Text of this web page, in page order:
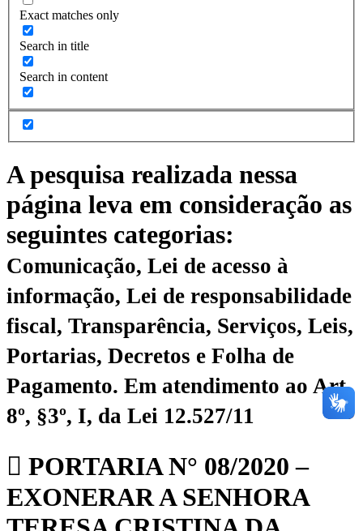
Exact matches only
Search in title
Search in content
A pesquisa realizada nessa
página leva em consideração as
seguintes categorias:
Comunicação, Lei de acesso à
informação, Lei de responsabilidade
fiscal, Transparência, Serviços, Leis,
Portarias, Decretos e Folha de
Pagamento. Em atendimento ao Art.
8º, §3º, I, da Lei 12.527/11
PORTARIA N° 08/2020 –
EXONERAR A SENHORA